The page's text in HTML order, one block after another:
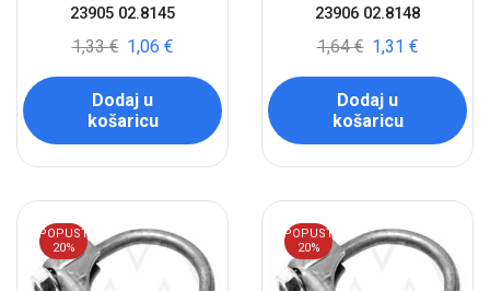
23905 02.8145
1,33€ 1,06 €
Dodaj u
košaricu
23906 02.8148
1,64€ 1,31 €
Dodaj u
košaricu
POPUST
20%
POPUST
20%